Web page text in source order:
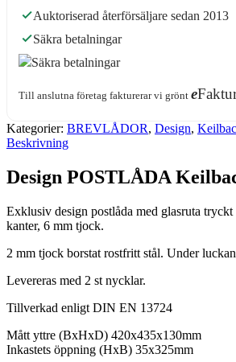
Auktoriserad återförsäljare sedan 2013
Säkra betalningar
Till anslutna företag fakturerar vi grönt e
Kategorier: BREVLÅDOR, Design,
Beskrivning
Design POSTLÅDA
Exklusiv design postlåda med glasruta
kanter, 6 mm tjock.
2 mm tjock borstat rostfritt stål. Under
Levereras med 2 st nycklar.
Tillverkad enligt DIN EN 13724
Mått yttre (BxHxD) 420x435x130mm
Inkastets öppning (HxB) 35x325mm